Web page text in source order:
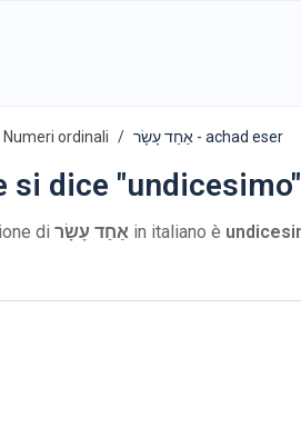
Numeri ordinali אַחַד עָשָׂר - achad eser
si dice
di אַחַד עָשָׂר in italiano è